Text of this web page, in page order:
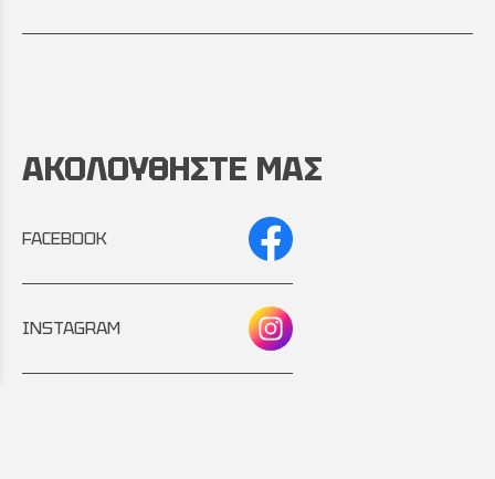
ΑΚΟΛΟΥΘΗΣΤΕ ΜΑΣ
FACEBOOK
INSTAGRAM